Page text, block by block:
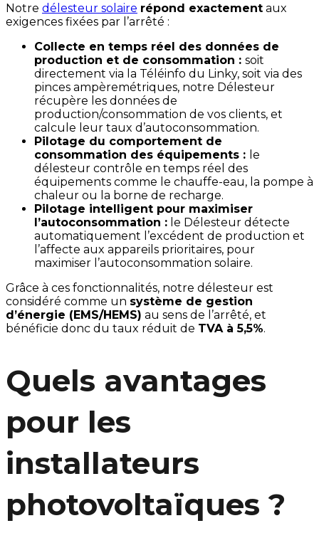
Notre délesteur solaire répond exactement aux
exigences fixées par l’arrêté :
Collecte en temps réel des données de
production et de consommation : soit
directement via la Téléinfo du Linky, soit via des
pinces ampèremétriques, notre Délesteur
récupère les données de
production/consommation de vos clients, et
calcule leur taux d’autoconsommation.
Pilotage du comportement de
consommation des équipements : le
délesteur contrôle en temps réel des
équipements comme le chauffe-eau, la pompe à
chaleur ou la borne de recharge.
Pilotage intelligent pour maximiser
l’autoconsommation : le Délesteur détecte
automatiquement l’excédent de production et
l’affecte aux appareils prioritaires, pour
maximiser l’autoconsommation solaire.
Grâce à ces fonctionnalités, notre délesteur est
considéré comme un système de gestion
d’énergie (EMS/HEMS) au sens de l’arrêté, et
bénéficie donc du taux réduit de TVA à 5,5%.
Quels avantages
pour les
installateurs
photovoltaïques ?